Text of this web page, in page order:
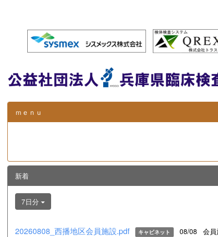
ｍｅｎｕ
新着
7日分
20260808_西播地区会員施設.pdf キャビネット 08/08
会